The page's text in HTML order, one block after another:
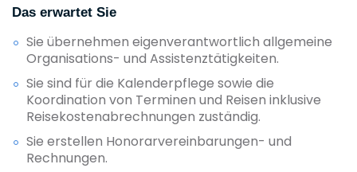
Das erwartet Sie
Sie übernehmen eigenverantwortlich allgemeine
Organisations- und Assistenztätigkeiten.
Sie sind für die Kalenderpflege sowie die
Koordination von Terminen und Reisen inklusive
Reisekostenabrechnungen zuständig.
Sie erstellen Honorarvereinbarungen- und
Rechnungen.